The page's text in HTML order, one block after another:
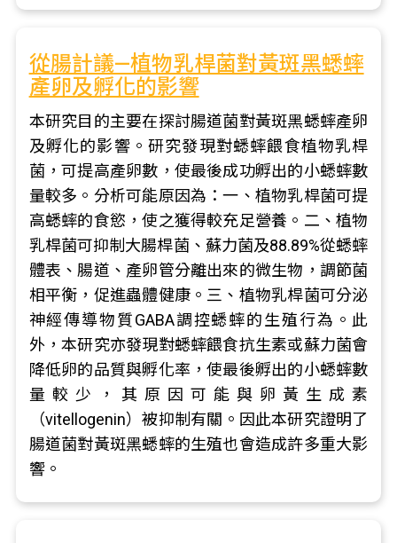
從腸計議—植物乳桿菌對黃斑黑蟋蟀
產卵及孵化的影響
本研究目的主要在探討腸道菌對黃斑黑蟋蟀產卵
及孵化的影響。研究發現對蟋蟀餵食植物乳桿
菌，可提高產卵數，使最後成功孵出的小蟋蟀數
量較多。分析可能原因為：一、植物乳桿菌可提
高蟋蟀的食慾，使之獲得較充足營養。二、植物
乳桿菌可抑制大腸桿菌、蘇力菌及88.89%從蟋蟀
體表、腸道、產卵管分離出來的微生物，調節菌
相平衡，促進蟲體健康。三、植物乳桿菌可分泌
神經傳導物質GABA調控蟋蟀的生殖行為。此
外，本研究亦發現對蟋蟀餵食抗生素或蘇力菌會
降低卵的品質與孵化率，使最後孵出的小蟋蟀數
量較少，其原因可能與卵黃生成素
（vitellogenin）被抑制有關。因此本研究證明了
腸道菌對黃斑黑蟋蟀的生殖也會造成許多重大影
響。